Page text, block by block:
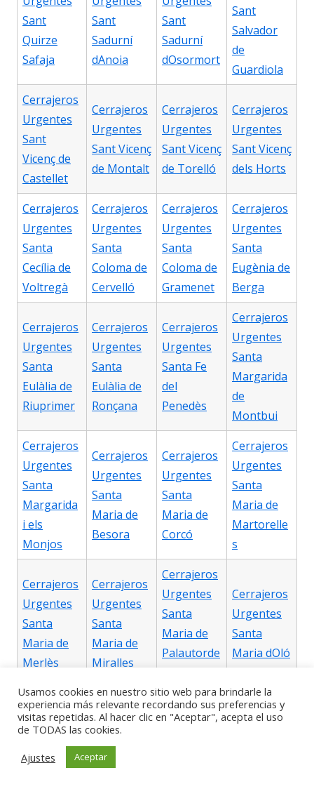
Sant
Quirze
Safaja
Sant
Sadurní
dAnoia
Sant
Sadurní
dOsormort
Sant
Salvador
de
Guardiola
Cerrajeros
Urgentes
Sant
Vicenç de
Castellet
Cerrajeros
Urgentes
Sant Vicenç
de Montalt
Cerrajeros
Urgentes
Sant Vicenç
de Torelló
Cerrajeros
Urgentes
Sant Vicenç
dels Horts
Cerrajeros
Urgentes
Santa
Cecília de
Voltregà
Cerrajeros
Urgentes
Santa
Coloma de
Cervelló
Cerrajeros
Urgentes
Santa
Coloma de
Gramenet
Cerrajeros
Urgentes
Santa
Eugènia de
Berga
Cerrajeros
Urgentes
Santa
Eulàlia de
Riuprimer
Cerrajeros
Urgentes
Santa
Eulàlia de
Ronçana
Cerrajeros
Urgentes
Santa Fe
del
Penedès
Cerrajeros
Urgentes
Santa
Margarida
de
Montbui
Cerrajeros
Urgentes
Santa
Margarida
i els
Monjos
Cerrajeros
Urgentes
Santa
Maria de
Besora
Cerrajeros
Urgentes
Santa
Maria de
Corcó
Cerrajeros
Urgentes
Santa
Maria de
Martorelle
s
Cerrajeros
Urgentes
Santa
Maria de
Merlès
Cerrajeros
Urgentes
Santa
Maria de
Miralles
Cerrajeros
Urgentes
Santa
Maria de
Palautorde
Cerrajeros
Urgentes
Santa
Maria dOló
Cerrajeros
Urgentes
Perpètua
Cerrajeros
Santa
Usamos cookies en nuestro sitio web para brindarle la
experiencia más relevante recordando sus preferencias y
visitas repetidas. Al hacer clic en "Aceptar", acepta el uso
de TODAS las cookies.
Ajustes
Aceptar